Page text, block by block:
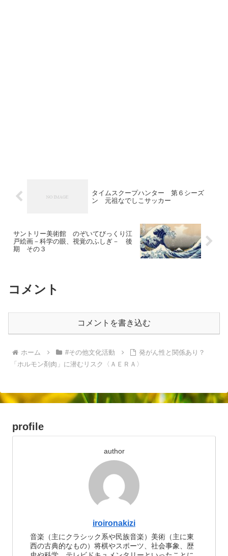
タイムスクープハンター 第６シーズ
ン 元祖なでしこサッカー
サントリー美術館 のぞいてびっくり江
戸絵画－科学の眼、視覚のふしぎ－ 後
期 その３
コメント
コメントを書き込む
ホーム #その他文化活動
発がん性と関係あり？
「ホルモン剤肉」に潜むリスク〈ＡＥＲＡ〉
profile
author
iroironakizi
音楽（主にクラシック系や民族音楽）美術（主に東
西の古典的なもの）将棋やスポーツ、社会事象、歴